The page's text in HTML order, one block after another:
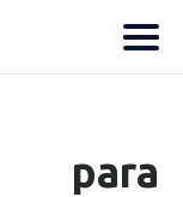
para